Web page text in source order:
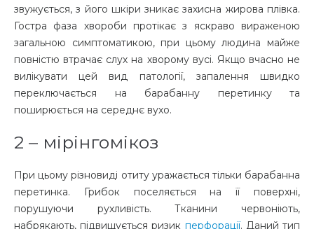
звужується, з його шкіри зникає захисна жирова плівка.
Гостра фаза хвороби протікає з яскраво вираженою
загальною симптоматикою, при цьому людина майже
повністю втрачає слух на хворому вусі. Якщо вчасно не
вилікувати цей вид патології, запалення швидко
переключається на барабанну перетинку та
поширюється на середнє вухо.
2 – мірінгомікоз
При цьомурізновиді отитууражається тільки барабанна
перетинка. Грибок поселяється на її поверхні,
порушуючи рухливість. Тканини червоніють,
набрякають, підвищується ризик перфорації. Даний тип